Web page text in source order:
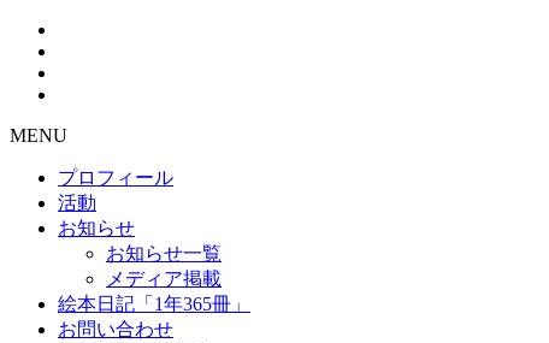
MENU
プロフィール
活動
お知らせ
お知らせ一覧
メディア掲載
絵本日記「1年365冊」
お問い合わせ